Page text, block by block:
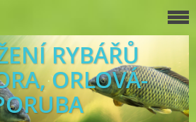
RYBÁŘŮ
ORLOVÁ-